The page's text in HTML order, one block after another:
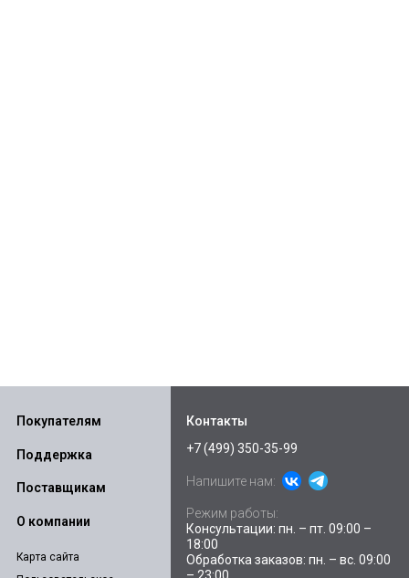
Покупателям
Поддержка
Поставщикам
О компании
Карта сайта
Контакты
+7 (499) 350-35-99
Напишите нам:
Режим работы:
Консультации: пн. – пт. 09:00 –
18:00
Обработка заказов: пн. – вс. 09:00
– 23:00